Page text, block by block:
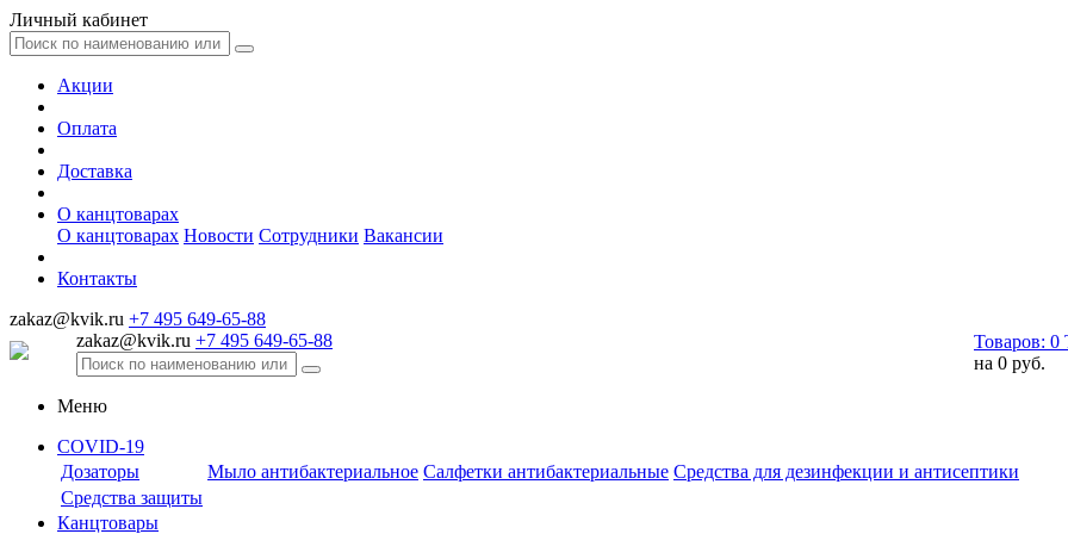
Личный кабинет
Акции
Оплата
Доставка
О канцтоварах
О канцтоварах Новости Сотрудники Вакансии
Контакты
zakaz@kvik.ru +7 495 649-65-88
zakaz@kvik.ru +7 495 649-65-88 Товаров: 0
на 0 руб.
Меню
COVID-19
Дозаторы
Мыло антибактериальное Салфетки антибактериальные Средства для дезинфекции и антисептики
Средства защиты
Канцтовары